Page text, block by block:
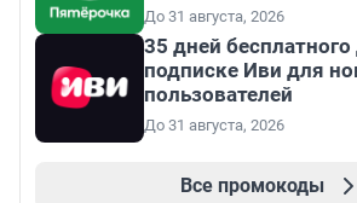
До 31 августа, 2026
35 дней бесплатного
подписке Иви для
пользователей
До 31 августа, 2026
Все промокоды